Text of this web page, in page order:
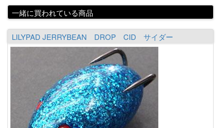
一緒に買われている商品
LILYPAD JERRYBEAN DROP CID サイダー